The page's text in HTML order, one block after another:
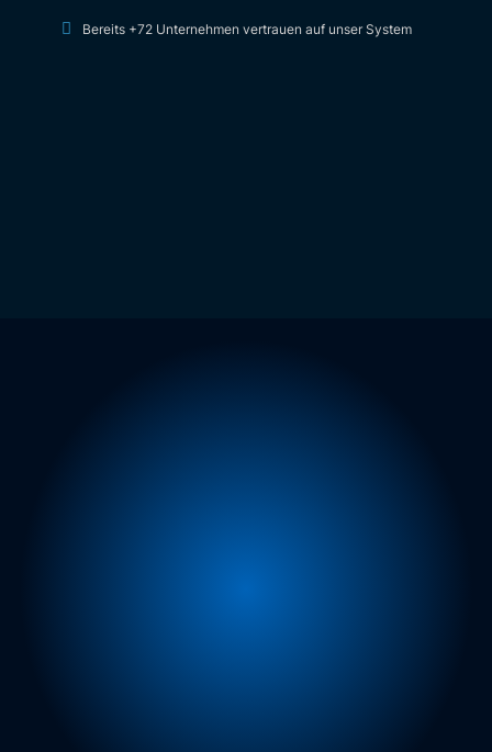
Bereits +72 Unternehmen vertrauen auf unser System